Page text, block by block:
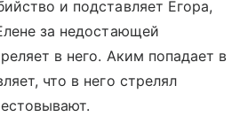
и подставляет Егора,
за недостающей
в него. Аким попадает в
что в него стрелял